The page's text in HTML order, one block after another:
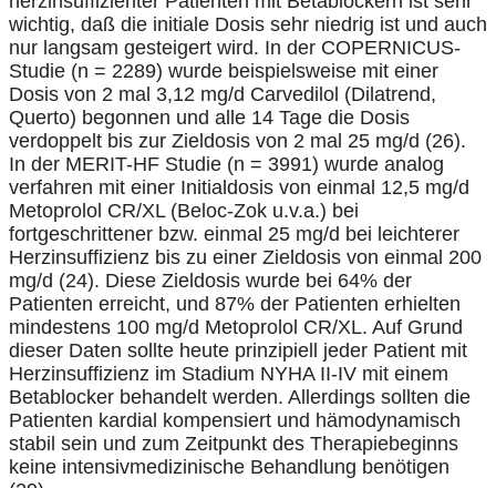
wichtig, daß die initiale Dosis sehr niedrig ist und auch
nur langsam gesteigert wird. In der COPERNICUS-
Studie (n = 2289) wurde beispielsweise mit einer
Dosis von 2 mal 3,12 mg/d Carvedilol (Dilatrend,
Querto) begonnen und alle 14 Tage die Dosis
verdoppelt bis zur Zieldosis von 2 mal 25 mg/d (26).
In der MERIT-HF Studie (n = 3991) wurde analog
verfahren mit einer Initialdosis von einmal 12,5 mg/d
Metoprolol CR/XL (Beloc-Zok u.v.a.) bei
fortgeschrittener bzw. einmal 25 mg/d bei leichterer
Herzinsuffizienz bis zu einer Zieldosis von einmal 200
mg/d (24). Diese Zieldosis wurde bei 64% der
Patienten erreicht, und 87% der Patienten erhielten
mindestens 100 mg/d Metoprolol CR/XL. Auf Grund
dieser Daten sollte heute prinzipiell jeder Patient mit
Herzinsuffizienz im Stadium NYHA II-IV mit einem
Betablocker behandelt werden. Allerdings sollten die
Patienten kardial kompensiert und hämodynamisch
stabil sein und zum Zeitpunkt des Therapiebeginns
keine intensivmedizinische Behandlung benötigen